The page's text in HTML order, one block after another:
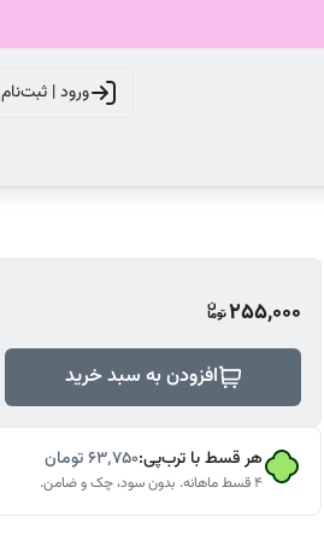
ورود | ثبت‌نام
255,000
افزودن به سبد خرید
هر قسط با ترب‌پی:۶۳٬۷۵۰تومان
۴ قسط ماهانه. بدون سود، چک و ضامن.